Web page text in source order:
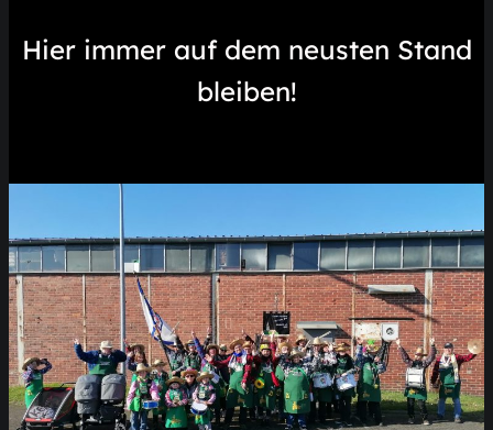
Hier immer auf dem neusten Stand
bleiben!